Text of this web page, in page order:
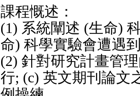
課程慨述：
(1) 系統闡述 (生命)
命) 科學實驗會遭遇
(2) 針對研究計畫管
行; (c) 英文期刊論文